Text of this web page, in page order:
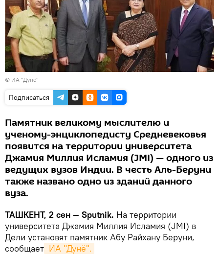
© ИА "Дунё"
Подписаться
Памятник великому мыслителю и
ученому-энциклопедисту Средневековья
появится на территории университета
Джамия Миллия Исламия (JMI) — одного из
ведущих вузов Индии. В честь Аль-Беруни
также названо одно из зданий данного
вуза.
ТАШКЕНТ, 2 сен — Sputnik. На территории
университета Джамия Миллия Исламия (JMI) в
Дели установят памятник Абу Райхану Беруни,
сообщает ИА "Дунё".